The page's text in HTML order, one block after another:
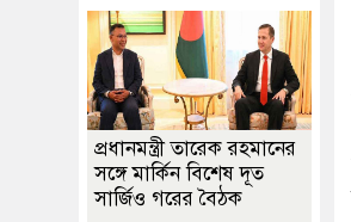
প্রধানমন্ত্রী তারেক রহমানের
সঙ্গে মার্কিন বিশেষ দূত
সার্জিও গরের বৈঠক